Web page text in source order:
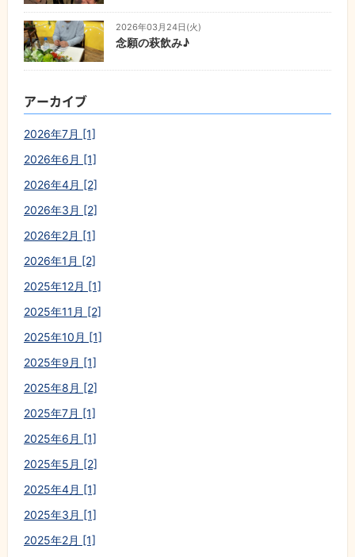
2026年03月24日(火)
念願の萩飲み♪
アーカイブ
2026年7月 [1]
2026年6月 [1]
2026年4月 [2]
2026年3月 [2]
2026年2月 [1]
2026年1月 [2]
2025年12月 [1]
2025年11月 [2]
2025年10月 [1]
2025年9月 [1]
2025年8月 [2]
2025年7月 [1]
2025年6月 [1]
2025年5月 [2]
2025年4月 [1]
2025年3月 [1]
2025年2月 [1]